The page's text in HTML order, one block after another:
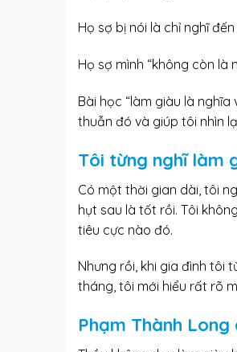
Họ sợ bị nói là chỉ nghĩ đến
Họ sợ mình “không còn là
Bài học “làm giàu là
thuẫn đó và giúp tôi nhìn
Tôi từng nghĩ làm
Có một thời gian dài, tôi
hụt sau là tốt rồi. Tôi
tiêu cực nào đó.
Nhưng rồi, khi gia đình tôi
tháng, tôi mới hiểu rất rõ
Phạm Thành